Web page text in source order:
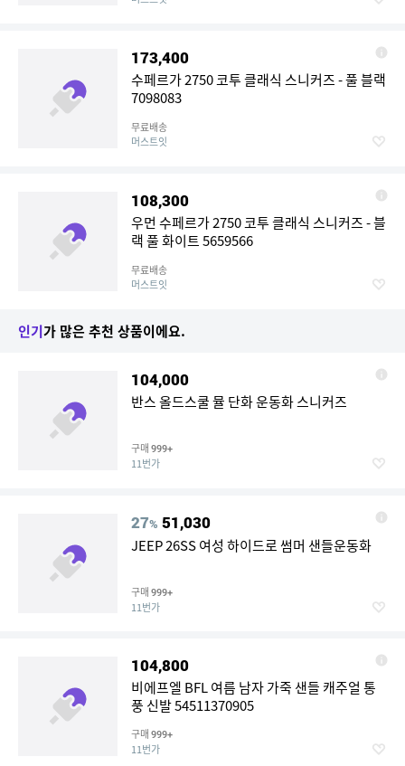
173,400
수페르가 2750 코투 클래식 스니커즈 - 풀 블랙
7098083
무료배송
머스트잇
108,300
우먼 수페르가 2750 코투 클래식 스니커즈 - 블
랙 풀 화이트 5659566
무료배송
머스트잇
인기가 많은 추천 상품이에요.
104,000
반스 올드스쿨 뮬 단화 운동화 스니커즈
구매 999+
11번가
27% 51,030
JEEP 26SS 여성 하이드로 썸머 샌들운동화
구매 999+
11번가
104,800
비에프엘 BFL 여름 남자 가죽 샌들 캐주얼 통
풍 신발 54511370905
구매 999+
11번가